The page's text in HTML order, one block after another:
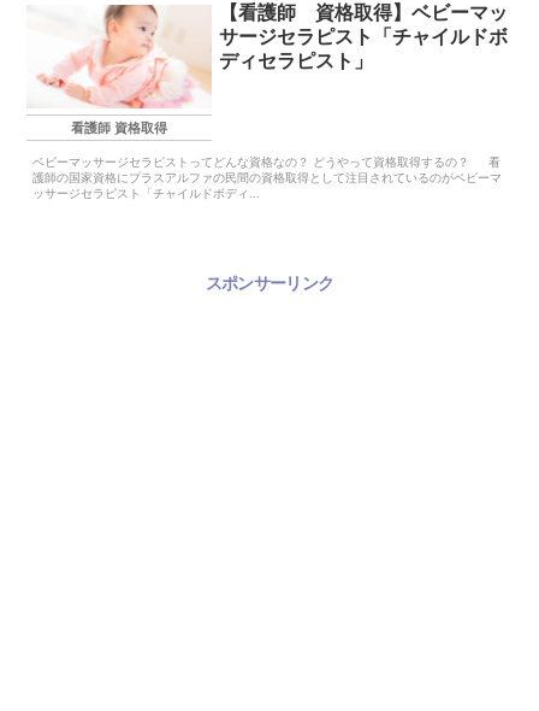
看護師 資格取得
【看護師 資格取得】ベビーマッ
サージセラピスト「チャイルドボ
ディセラピスト」
ベビーマッサージセラピストってどんな資格なの？ どうやって資格取得するの？ 看
護師の国家資格にプラスアルファの民間の資格取得として注目されているのがベビーマ
ッサージセラピスト「チャイルドボディ...
スポンサーリンク